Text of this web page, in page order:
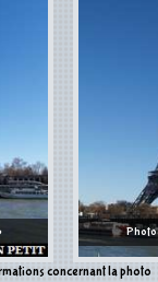
concernant la photo
Photo